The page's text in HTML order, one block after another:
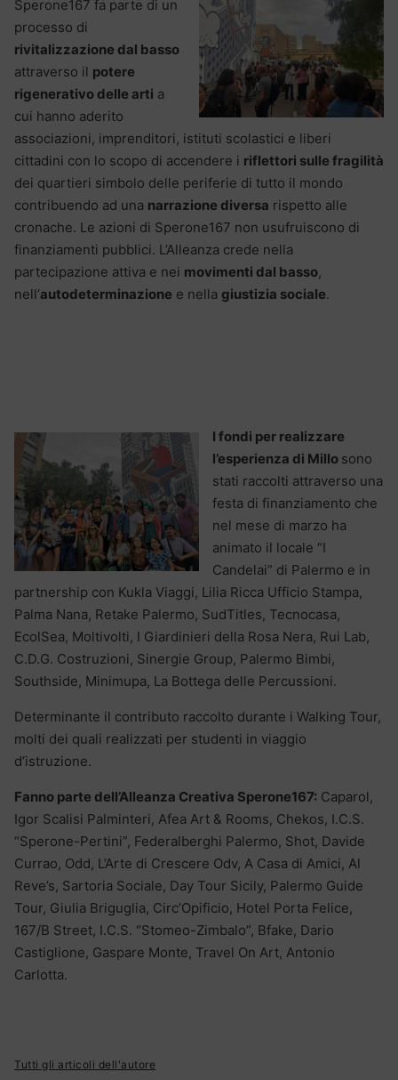
Sperone167 fa parte di un
processo di
rivitalizzazione dal basso
attraverso il potere
rigenerativo delle arti a
cui hanno aderito
associazioni, imprenditori, istituti scolastici e liberi
cittadini con lo scopo di accendere i riflettori sulle fragilità
dei quartieri simbolo delle periferie di tutto il mondo
contribuendo ad una narrazione diversa rispetto alle
cronache. Le azioni di Sperone167 non usufruiscono di
finanziamenti pubblici. L’Alleanza crede nella
partecipazione attiva e nei movimenti dal basso,
nell’autodeterminazione e nella giustizia sociale.
I fondi per realizzare
l’esperienza di Millo sono
stati raccolti attraverso una
festa di finanziamento che
nel mese di marzo ha
animato il locale “I
Candelai” di Palermo e in
partnership con Kukla Viaggi, Lilia Ricca Ufficio Stampa,
Palma Nana, Retake Palermo, SudTitles, Tecnocasa,
EcolSea, Moltivolti, I Giardinieri della Rosa Nera, Rui Lab,
C.D.G. Costruzioni, Sinergie Group, Palermo Bimbi,
Southside, Minimupa, La Bottega delle Percussioni.
Determinante il contributo raccolto durante i Walking Tour,
molti dei quali realizzati per studenti in viaggio
d’istruzione.
Fanno parte dell’Alleanza Creativa Sperone167: Caparol,
Igor Scalisi Palminteri, Afea Art & Rooms, Chekos, I.C.S.
“Sperone-Pertini”, Federalberghi Palermo, Shot, Davide
Currao, Odd, L’Arte di Crescere Odv, A Casa di Amici, Al
Reve’s, Sartoria Sociale, Day Tour Sicily, Palermo Guide
Tour, Giulia Briguglia, Circ’Opificio, Hotel Porta Felice,
167/B Street, I.C.S. “Stomeo-Zimbalo”, Bfake, Dario
Castiglione, Gaspare Monte, Travel On Art, Antonio
Carlotta.
Tutti gli articoli dell'autore